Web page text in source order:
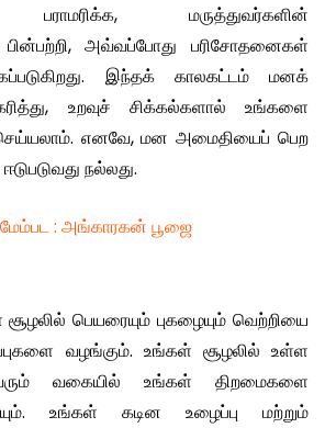
மருத்துவர்களின்
பின்பற்றி, அவ்வப்போது பரிசோதனைகள்
இந்தக் காலகட்டம் மனக்
உறவுச் சிக்கல்களால் உங்களை
எனவே, மன அமைதியைப் பெற
நல்லது.
: அங்காரகன் பூஜை
பெயரையும் புகழையும் வெற்றியை
வழங்கும். உங்கள் சூழலில் உள்ள
வகையில் உங்கள் திறமைகளை
உங்கள் கடின உழைப்பு மற்றும்